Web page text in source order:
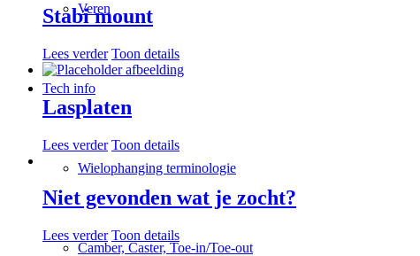
Veren
Tech info
Wielophanging terminologie
Camber, Caster, Toe-in/Toe-out
Stabi mount
Lees verder Toon details
Lasplaten
Lees verder Toon details
Niet gevonden wat je zocht?
Lees verder Toon details